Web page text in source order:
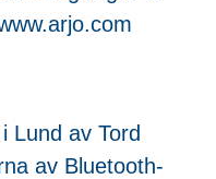
Lund av Tord
av Bluetooth-